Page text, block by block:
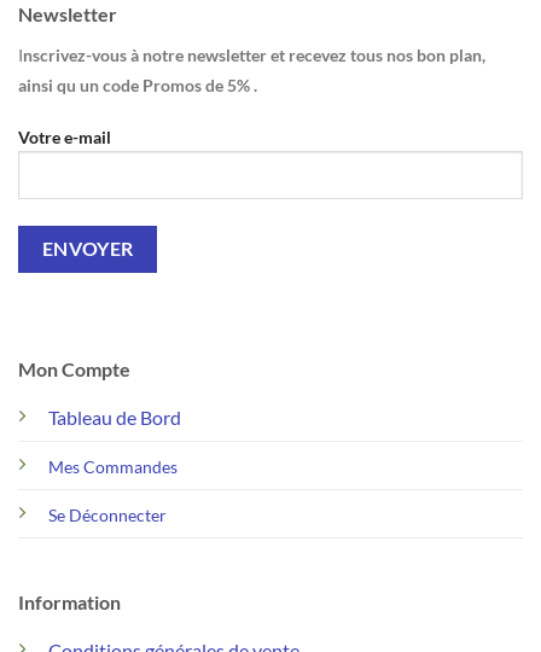
Mon Compte
Tableau de Bord
Mes Commandes
Se Déconnecter
Information
Newsletter
Inscrivez-vous à notre newsletter et recevez tous nos bon plan,
ainsi qu un code Promos de 5% .
Votre e-mail